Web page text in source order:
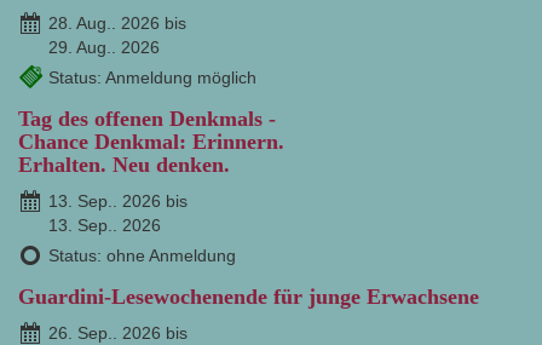
28. Aug.. 2026 bis
29. Aug.. 2026
Status: Anmeldung möglich
Tag des offenen Denkmals -
Chance Denkmal: Erinnern.
Erhalten. Neu denken.
13. Sep.. 2026 bis
13. Sep.. 2026
Status: ohne Anmeldung
Guardini-Lesewochenende für junge Erwachsene
26. Sep.. 2026 bis